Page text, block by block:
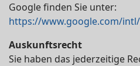
Google finden Sie unter:
https://www.google.com/
Auskunftsrecht
Sie haben das jederzeitige